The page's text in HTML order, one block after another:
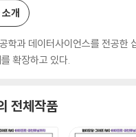
개
학과 데이터사이언스를 전공한
확장하고 있다.
전체작품